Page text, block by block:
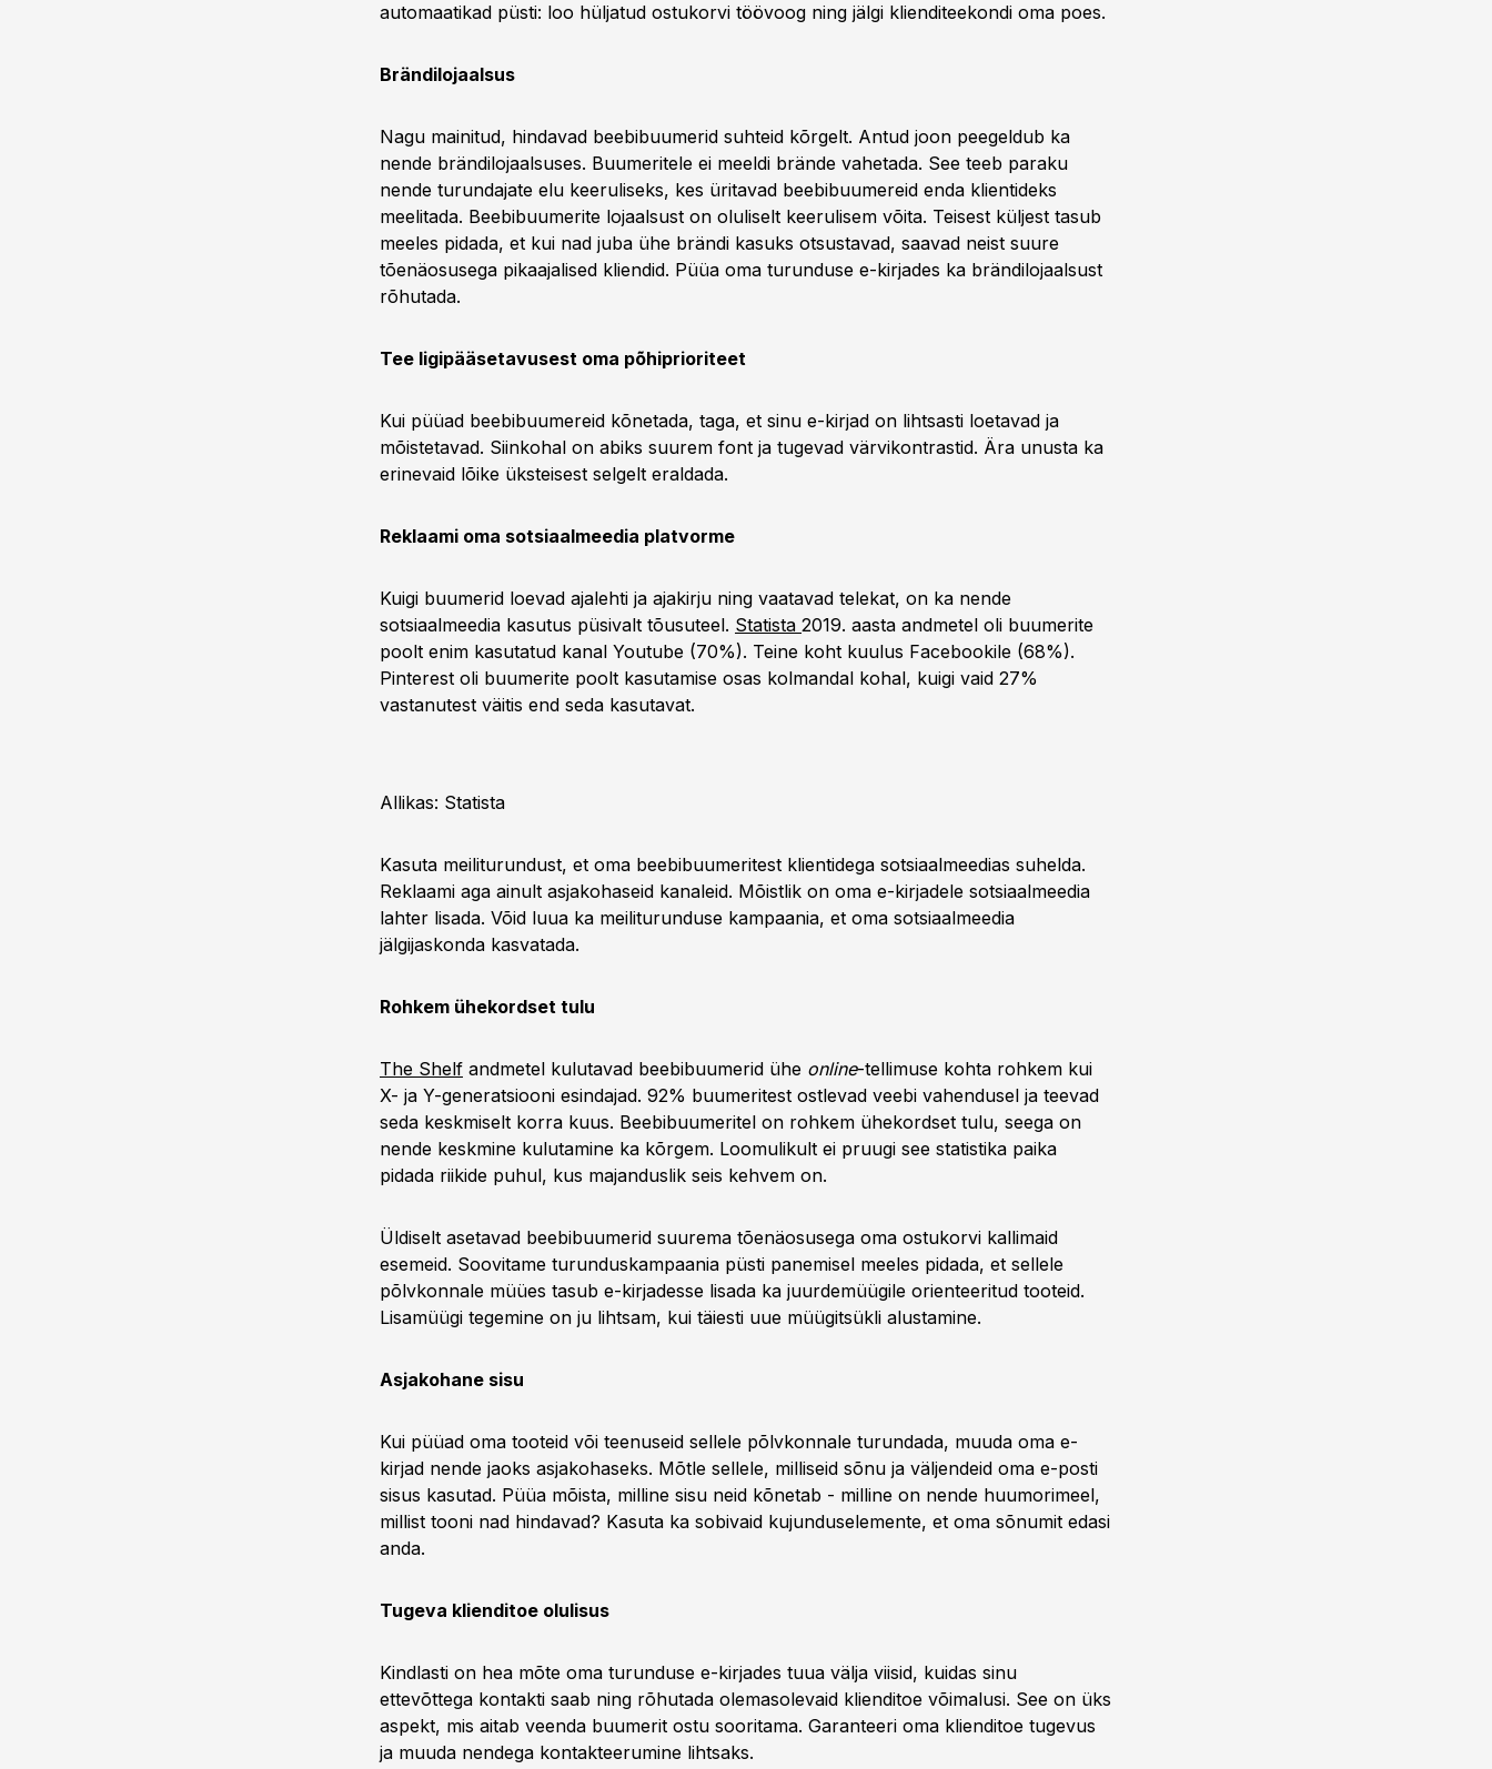
automaatikad püsti: loo hüljatud ostukorvi töövoog ning jälgi klienditeekondi oma poes.
Brändilojaalsus
Nagu mainitud, hindavad beebibuumerid suhteid kõrgelt. Antud joon peegeldub ka
nende brändilojaalsuses. Buumeritele ei meeldi brände vahetada. See teeb paraku
nende turundajate elu keeruliseks, kes üritavad beebibuumereid enda klientideks
meelitada. Beebibuumerite lojaalsust on oluliselt keerulisem võita. Teisest küljest tasub
meeles pidada, et kui nad juba ühe brändi kasuks otsustavad, saavad neist suure
tõenäosusega pikaajalised kliendid. Püüa oma turunduse e-kirjades ka brändilojaalsust
rõhutada.
Tee ligipääsetavusest oma põhiprioriteet
Kui püüad beebibuumereid kõnetada, taga, et sinu e-kirjad on lihtsasti loetavad ja
mõistetavad. Siinkohal on abiks suurem font ja tugevad värvikontrastid. Ära unusta ka
erinevaid lõike üksteisest selgelt eraldada.
Reklaami oma sotsiaalmeedia platvorme
Kuigi buumerid loevad ajalehti ja ajakirju ning vaatavad telekat, on ka nende
sotsiaalmeedia kasutus püsivalt tõusuteel. Statista 2019. aasta andmetel oli buumerite
poolt enim kasutatud kanal Youtube (70%). Teine koht kuulus Facebookile (68%).
Pinterest oli buumerite poolt kasutamise osas kolmandal kohal, kuigi vaid 27%
vastanutest väitis end seda kasutavat.
Allikas: Statista
Kasuta meiliturundust, et oma beebibuumeritest klientidega sotsiaalmeedias suhelda.
Reklaami aga ainult asjakohaseid kanaleid. Mõistlik on oma e-kirjadele sotsiaalmeedia
lahter lisada. Võid luua ka meiliturunduse kampaania, et oma sotsiaalmeedia
jälgijaskonda kasvatada.
Rohkem ühekordset tulu
The Shelf andmetel kulutavad beebibuumerid ühe online-tellimuse kohta rohkem kui
X- ja Y-generatsiooni esindajad. 92% buumeritest ostlevad veebi vahendusel ja teevad
seda keskmiselt korra kuus. Beebibuumeritel on rohkem ühekordset tulu, seega on
nende keskmine kulutamine ka kõrgem. Loomulikult ei pruugi see statistika paika
pidada riikide puhul, kus majanduslik seis kehvem on.
Üldiselt asetavad beebibuumerid suurema tõenäosusega oma ostukorvi kallimaid
esemeid. Soovitame turunduskampaania püsti panemisel meeles pidada, et sellele
põlvkonnale müües tasub e-kirjadesse lisada ka juurdemüügile orienteeritud tooteid.
Lisamüügi tegemine on ju lihtsam, kui täiesti uue müügitsükli alustamine.
Asjakohane sisu
Kui püüad oma tooteid või teenuseid sellele põlvkonnale turundada, muuda oma e-
kirjad nende jaoks asjakohaseks. Mõtle sellele, milliseid sõnu ja väljendeid oma e-posti
sisus kasutad. Püüa mõista, milline sisu neid kõnetab - milline on nende huumorimeel,
millist tooni nad hindavad? Kasuta ka sobivaid kujunduselemente, et oma sõnumit edasi
anda.
Tugeva klienditoe olulisus
Kindlasti on hea mõte oma turunduse e-kirjades tuua välja viisid, kuidas sinu
ettevõttega kontakti saab ning rõhutada olemasolevaid klienditoe võimalusi. See on üks
aspekt, mis aitab veenda buumerit ostu sooritama. Garanteeri oma klienditoe tugevus
ja muuda nendega kontakteerumine lihtsaks.